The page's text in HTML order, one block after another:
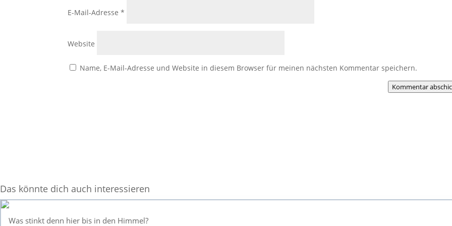
E-Mail-Adresse*
Website
Name, E-Mail-Adresse und Website in diesem Browser für meinen nächsten Kommentar speichern.
Kommentar
Das könnte dich auch interessieren
Was stinkt denn hier bis in den Himmel?